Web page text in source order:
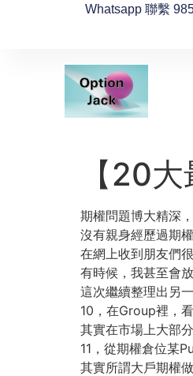
Whatsapp 聯繫
【20
期權問題博大精深
沒有親身經歷過期
在網上收到朋友們
有時候，我甚至會
這次繼續整理出另
10，在Group裡，
其實在市場上大部
11，從期權倉位某
其實所謂大戶期權